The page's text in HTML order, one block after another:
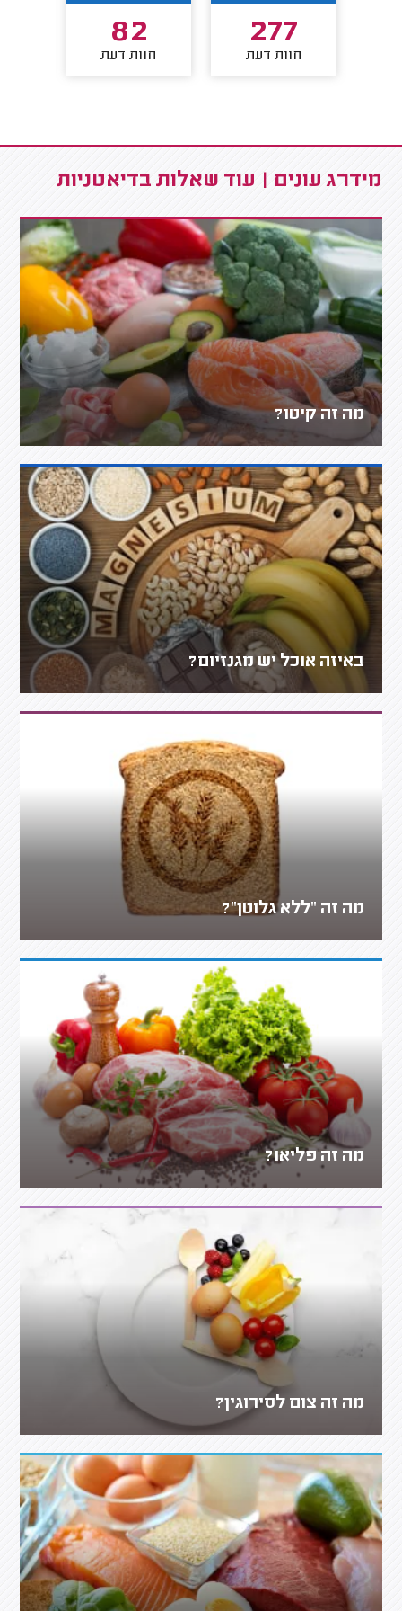
277
חוות דעת
82
חוות דעת
מידרג עונים | עוד שאלות בדיאטניות
מה זה קיטו?
באיזה אוכל יש מגנזיום?
מה זה "ללא גלוטן"?
מה זה פליאו?
מה זה צום לסירוגין?